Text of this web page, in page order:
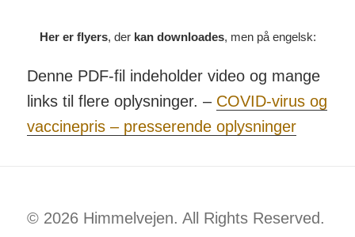
Her er flyers, der kan downloades, men på engelsk:
Denne PDF-fil indeholder video og mange
links til flere oplysninger. – COVID-virus og
vaccinepris – presserende oplysninger
© 2026 Himmelvejen. All Rights Reserved.